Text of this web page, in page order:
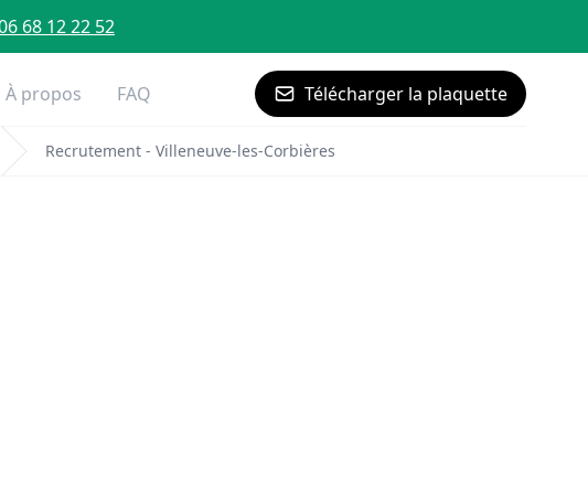
68 12 22 52
À propos FAQ Télécharger la plaquette
Recrutement - Villeneuve-les-Corbières